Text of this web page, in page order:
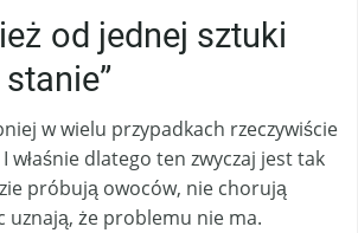
od jednej sztuki
w wielu przypadkach rzeczywiście
właśnie dlatego ten zwyczaj jest tak
próbują owoców, nie chorują
uznają, że problemu nie ma.